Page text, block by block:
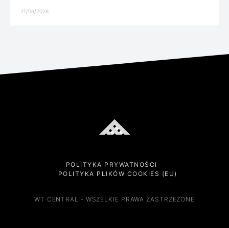
21/06/2026
POLITYKA PRYWATNOŚCI
POLITYKA PLIKÓW COOKIES (EU)
WT CENTRAL - WSZELKIE PRAWA ZASTRZEŻONE